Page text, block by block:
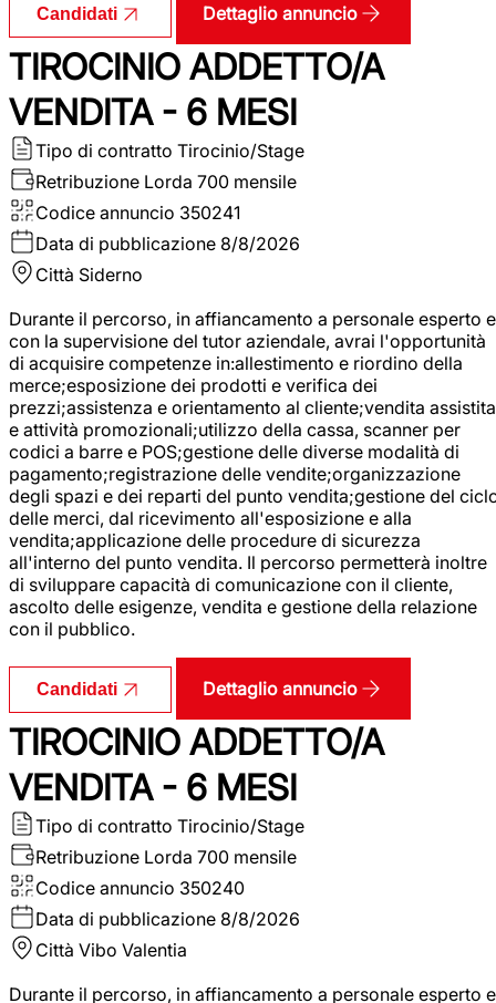
Candidati Dettaglio annuncio
TIROCINIO ADDETTO/A
VENDITA - 6 MESI
Tipo di contratto Tirocinio/Stage
Retribuzione Lorda 700 mensile
Codice annuncio 350241
Data di pubblicazione 8/8/2026
Città Siderno
Durante il percorso, in affiancamento a personale esperto e
con la supervisione del tutor aziendale, avrai l'opportunità
di acquisire competenze in:allestimento e riordino della
merce;esposizione dei prodotti e verifica dei
prezzi;assistenza e orientamento al cliente;vendita assistita
e attività promozionali;utilizzo della cassa, scanner per
codici a barre e POS;gestione delle diverse modalità di
pagamento;registrazione delle vendite;organizzazione
degli spazi e dei reparti del punto vendita;gestione del
delle merci, dal ricevimento all'esposizione e alla
vendita;applicazione delle procedure di sicurezza
all'interno del punto vendita. Il percorso permetterà inoltre
di sviluppare capacità di comunicazione con il cliente,
ascolto delle esigenze, vendita e gestione della relazione
con il pubblico.
Candidati Dettaglio annuncio
TIROCINIO ADDETTO/A
VENDITA - 6 MESI
Tipo di contratto Tirocinio/Stage
Retribuzione Lorda 700 mensile
Codice annuncio 350240
Data di pubblicazione 8/8/2026
Città Vibo Valentia
Durante il percorso, in affiancamento a personale esperto e